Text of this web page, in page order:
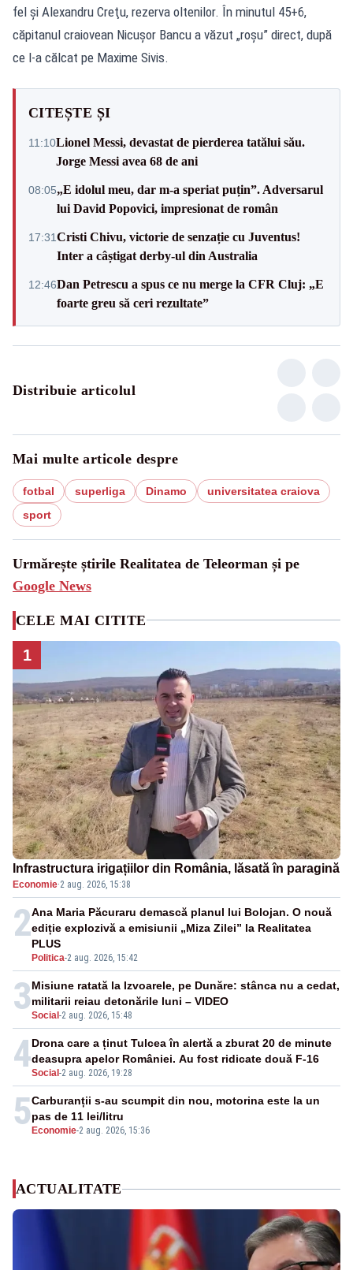
fel şi Alexandru Creţu, rezerva oltenilor. În minutul 45+6,
căpitanul craiovean Nicuşor Bancu a văzut „roşu” direct, după
ce l-a călcat pe Maxime Sivis.
CITEȘTE ȘI
11:10Lionel Messi, devastat de pierderea tatălui său.
Jorge Messi avea 68 de ani
08:05„E idolul meu, dar m-a speriat puțin”. Adversarul
lui David Popovici, impresionat de român
17:31Cristi Chivu, victorie de senzație cu Juventus!
Inter a câștigat derby-ul din Australia
12:46Dan Petrescu a spus ce nu merge la CFR Cluj: „E
foarte greu să ceri rezultate”
Distribuie articolul
Mai multe articole despre
fotbal superliga Dinamo
universitatea craiova
sport
Urmărește știrile Realitatea de Teleorman și pe
Google News
CELE MAI CITITE
1
Infrastructura irigațiilor din România, lăsată în paragină
Economie·2 aug. 2026, 15:38
2
Politica-2 aug. 2026, 15:42
Ana Maria Păcuraru demască planul lui Bolojan. O nouă
ediție explozivă a emisiunii „Miza Zilei” la Realitatea
PLUS
3Social -2 aug. 2026, 15:48
Misiune ratată la Izvoarele, pe Dunăre: stânca nu a cedat,
militarii reiau detonările luni – VIDEO
4Social -2 aug. 2026, 19:28
Drona care a ținut Tulcea în alertă a zburat 20 de minute
deasupra apelor României. Au fost ridicate două F-16
5 Economie-2 aug. 2026, 15:36
Carburanții s-au scumpit din nou, motorina este la un
pas de 11 lei/litru
ACTUALITATE